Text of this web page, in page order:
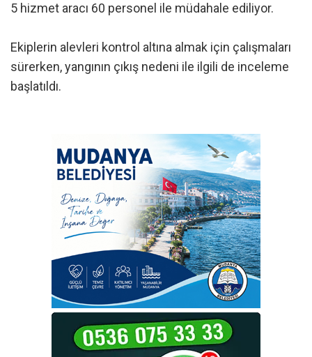
5 hizmet aracı 60 personel ile müdahale ediliyor.
Ekiplerin alevleri kontrol altına almak için çalışmaları
sürerken, yangının çıkış nedeni ile ilgili de inceleme
başlatıldı.